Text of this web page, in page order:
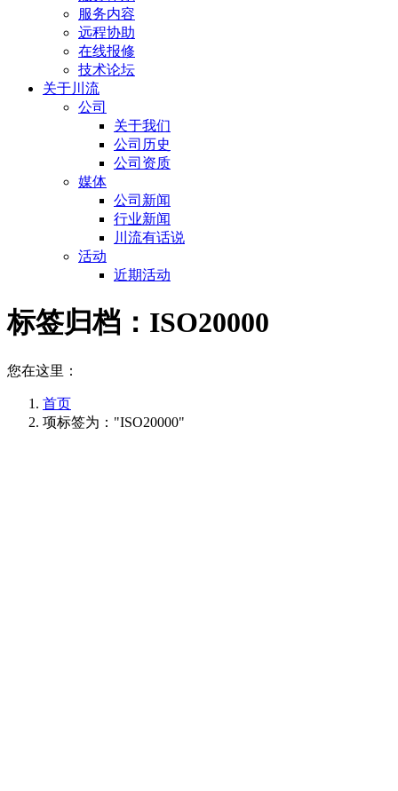
服务内容
远程协助
在线报修
技术论坛
关于川流
公司
关于我们
公司历史
公司资质
媒体
公司新闻
行业新闻
川流有话说
活动
近期活动
标签归档： ISO20000
您在这里：
首页
项标签为："ISO20000"